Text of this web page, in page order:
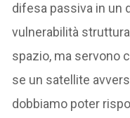
difesa passiva in un
vulnerabilità
spazio, ma servono
se un satellite
dobbiamo poter